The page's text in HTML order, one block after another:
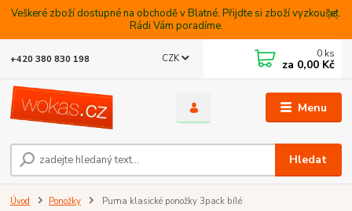
Veškeré zboží dostupné na obchodě v Blatné. Přijdte si zboží vyzkoušet.
Rádi Vám poradíme.
Menu
CZK
Hledat
+420 380 830 198 0 ks
za 0,00 Kč
Úvod Ponožky Puma klasické ponožky 3pack bílé